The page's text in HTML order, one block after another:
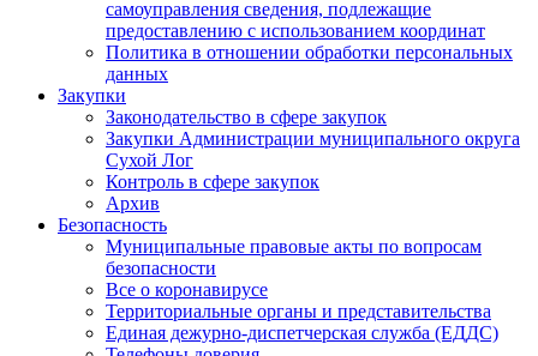
самоуправления сведения, подлежащие
предоставлению с использованием координат
Политика в отношении обработки персональных
данных
Закупки
Законодательство в сфере закупок
Закупки Администрации муниципального округа
Сухой Лог
Контроль в сфере закупок
Архив
Безопасность
Муниципальные правовые акты по вопросам
безопасности
Все о коронавирусе
Территориальные органы и представительства
Единая дежурно-диспетчерская служба (ЕДДС)